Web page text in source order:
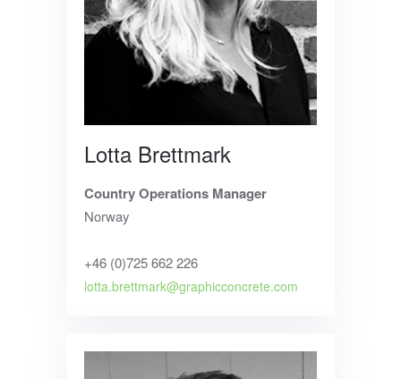
Lotta Brettmark
Country Operations Manager
Norway
+46 (0)725 662 226
lotta.brettmark@graphicconcrete.com